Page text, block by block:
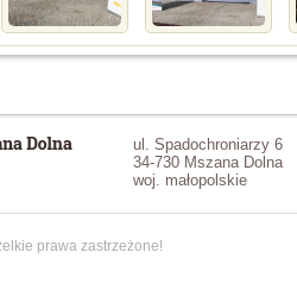
ul. Spadochroniarzy 6
34-730 Mszana Dolna
woj. małopolskie
prawa zastrzeżone!